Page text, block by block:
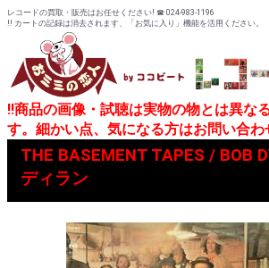
レコードの買取・販売はお任せください! ☎ 024-983-1196
!! カートの記録は消去されます、「お気に入り」機能を活用ください。
!!商品の画像・試聴は実物の物とは異な
す。細かい点、気になる方はお問い合わ
THE BASEMENT TAPES / BOB
ディラン